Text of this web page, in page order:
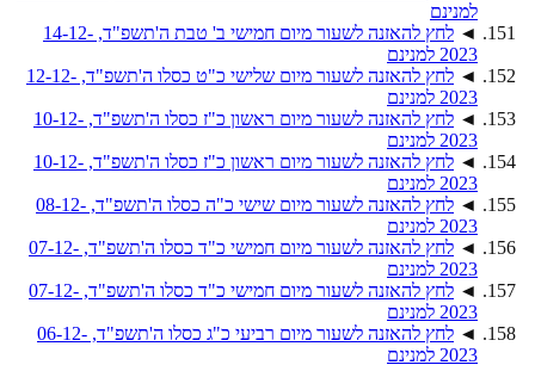
למנינם
◄
לחץ להאזנה לשעור מיום חמישי ב' טבת ה'תשפ"ד, 14-12-
2023 למנינם
◄
לחץ להאזנה לשעור מיום שלישי כ"ט כסלו ה'תשפ"ד, 12-12-
2023 למנינם
◄
לחץ להאזנה לשעור מיום ראשון כ"ז כסלו ה'תשפ"ד, 10-12-
2023 למנינם
◄
לחץ להאזנה לשעור מיום ראשון כ"ז כסלו ה'תשפ"ד, 10-12-
2023 למנינם
◄
לחץ להאזנה לשעור מיום שישי כ"ה כסלו ה'תשפ"ד, 08-12-
2023 למנינם
◄
לחץ להאזנה לשעור מיום חמישי כ"ד כסלו ה'תשפ"ד, 07-12-
2023 למנינם
◄
לחץ להאזנה לשעור מיום חמישי כ"ד כסלו ה'תשפ"ד, 07-12-
2023 למנינם
◄
לחץ להאזנה לשעור מיום רביעי כ"ג כסלו ה'תשפ"ד, 06-12-
2023 למנינם